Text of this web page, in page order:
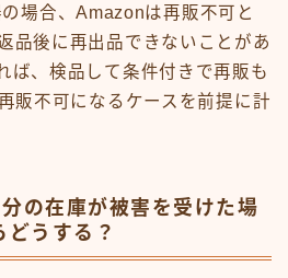
場合、Amazonは再販不可と
品後に再出品できないことがあ
ば、検品して条件付きで再販も
販不可になるケースを前提に計
の在庫が被害を受けた場
うする？